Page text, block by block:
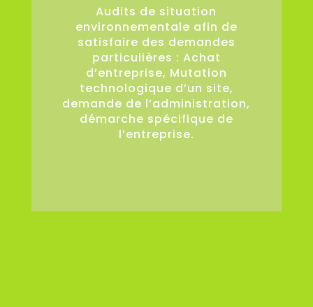
Audits de situation
environnementale afin de
satisfaire des demandes
particulières : Achat
d’entreprise, Mutation
technologique d’un site,
demande de l’administration,
démarche spécifique de
l’entreprise.